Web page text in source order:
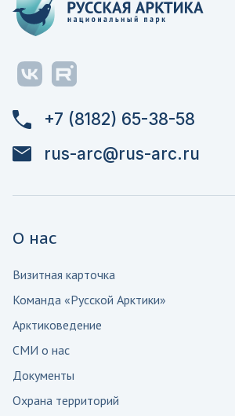
+7 (8182) 65-38-58
rus-arc@rus-arc.ru
О нас
Визитная карточка
Команда «Русской Арктики»
Арктиковедение
СМИ о нас
Документы
Охрана территорий